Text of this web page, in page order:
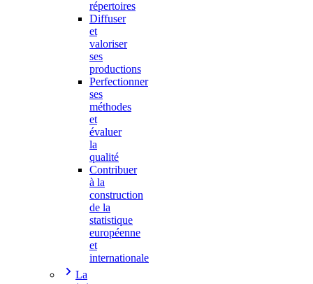
répertoires
Diffuser
et
valoriser
ses
productions
Perfectionner
ses
méthodes
et
évaluer
la
qualité
Contribuer
à la
construction
de la
statistique
européenne
et
internationale
La